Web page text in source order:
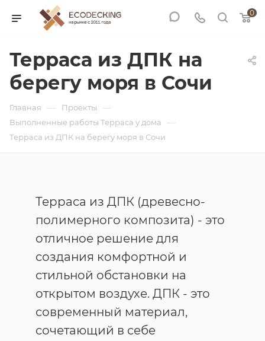
0
Терраса из ДПК на
берегу моря в Сочи
Главная — Проекты —
Выполненные работы Терраса у дома —
Терраса из ДПК на берегу моря в Сочи
Терраса из ДПК (древесно-
полимерного композита) - это
отличное решение для
создания комфортной и
стильной обстановки на
открытом воздухе. ДПК - это
современный материал,
сочетающий в себе